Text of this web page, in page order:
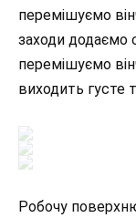
перемішуємо
заходи додаємо
перемішуємо
виходить густе
Робочу